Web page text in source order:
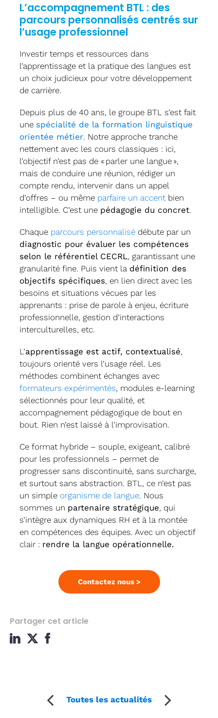
L’accompagnement BTL : des
parcours personnalisés centrés sur
l’usage professionnel
Investir temps et ressources dans
l’apprentissage et la pratique des langues est
un choix judicieux pour votre développement
de carrière.
Depuis plus de 40 ans, le groupe BTL s’est fait
une spécialité de la formation linguistique
orientée métier. Notre approche tranche
nettement avec les cours classiques : ici,
l’objectif n’est pas de « parler une langue »,
mais de conduire une réunion, rédiger un
compte rendu, intervenir dans un appel
d’offres – ou même parfaire un accentbien
intelligible. C’est une pédagogie du concret.
Chaqueparcours personnalisédébute par un
diagnostic pour évaluer les compétences
selon le référentiel CECRL, garantissant une
granularité fine. Puis vient la définition des
objectifs spécifiques, en lien direct avec les
besoins et situations vécues par les
apprenants : prise de parole à enjeu, écriture
professionnelle, gestion d’interactions
interculturelles, etc.
L’apprentissage est actif, contextualisé,
toujours orienté vers l’usage réel. Les
méthodes combinent échanges avec
formateurs expérimentés, modules e-learning
sélectionnés pour leur qualité, et
accompagnement pédagogique de bout en
bout. Rien n’est laissé à l’improvisation.
Ce format hybride – souple, exigeant, calibré
pour les professionnels – permet de
progresser sans discontinuité, sans surcharge,
et surtout sans abstraction. BTL, ce n’est pas
un simpleorganisme de langue. Nous
sommes un partenaire stratégique, qui
s’intègre aux dynamiques RH et à la montée
en compétences des équipes. Avec un objectif
clair : rendre la langue opérationnelle.
Contactez nous >
Partager cet article
Toutes les actualités